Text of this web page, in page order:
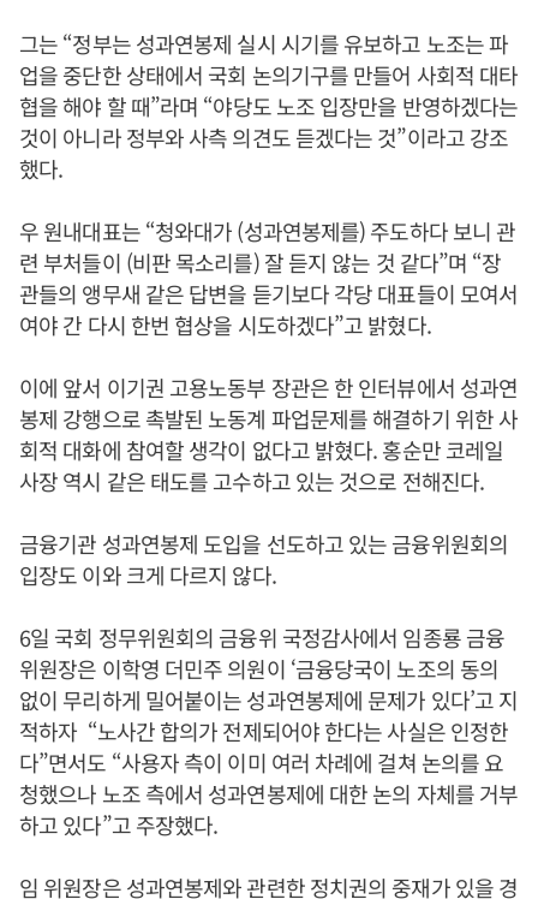
그는 “정부는 성과연봉제 실시 시기를 유보하고 노조는 파
업을 중단한 상태에서 국회 논의기구를 만들어 사회적 대타
협을 해야 할 때”라며 “야당도 노조 입장만을 반영하겠다는
것이 아니라 정부와 사측 의견도 듣겠다는 것”이라고 강조
했다.
우 원내대표는 “청와대가 (성과연봉제를) 주도하다 보니 관
련 부처들이 (비판 목소리를) 잘 듣지 않는 것 같다”며 “장
관들의 앵무새 같은 답변을 듣기보다 각당 대표들이 모여서
여야 간 다시 한번 협상을 시도하겠다”고 밝혔다.
이에 앞서 이기권 고용노동부 장관은 한 인터뷰에서 성과연
봉제 강행으로 촉발된 노동계 파업문제를 해결하기 위한 사
회적 대화에 참여할 생각이 없다고 밝혔다. 홍순만 코레일
사장 역시 같은 태도를 고수하고 있는 것으로 전해진다.
금융기관 성과연봉제 도입을 선도하고 있는 금융위원회의
입장도 이와 크게 다르지 않다.
6일 국회 정무위원회의 금융위 국정감사에서 임종룡 금융
위원장은 이학영 더민주 의원이 ‘금융당국이 노조의 동의
없이 무리하게 밀어붙이는 성과연봉제에 문제가 있다’고 지
적하자 “노사간 합의가 전제되어야 한다는 사실은 인정한
다”면서도 “사용자 측이 이미 여러 차례에 걸쳐 논의를 요
청했으나 노조 측에서 성과연봉제에 대한 논의 자체를 거부
하고 있다”고 주장했다.
임 위원장은 성과연봉제와 관련한 정치권의 중재가 있을 경